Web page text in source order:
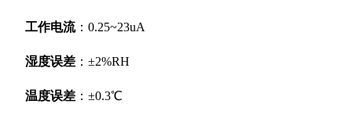
工作电流：0.25~23uA
湿度误差 ：±2%RH
温度误差 ：±0.3℃